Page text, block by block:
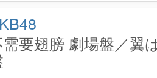
要翅膀 劇場盤／翼